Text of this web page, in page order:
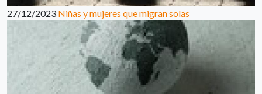
27/12/2023 Niñas y mujeres que migran solas